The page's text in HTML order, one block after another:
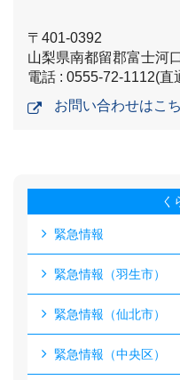
〒401-0392
山梨県南都留郡富士河
電話 : 0555-72-1112(直
お問い合わせはこ
く
緊急情報
緊急情報（羽生市）
緊急情報（仙北市）
緊急情報（中央区）